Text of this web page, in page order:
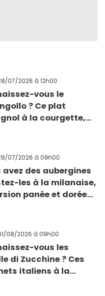
07/2026 à 12h00
vous le
? Ce plat
à la courgette,
07/2026 à 09h00
avez des aubergines
les à la milanaise,
panée et dorée
08/2026 à 09h00
vous les
di Zucchine ? Ces
italiens à la